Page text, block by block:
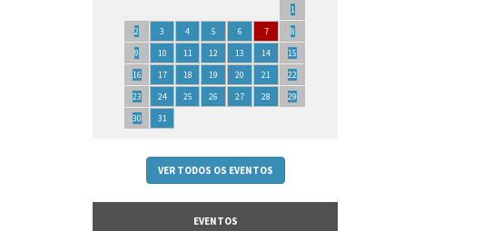
1
2
3 4 5 6 7
8
9
10 11 12 13 14
15
16
17 18 19 20 21
22
23
24 25 26 27 28
29
30
31
VER TODOS OS EVENTOS
EVENTOS